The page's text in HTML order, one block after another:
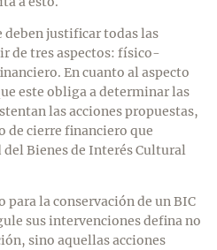
deben justificar todas las
de tres aspectos: físico-
En cuanto al aspecto
este obliga a determinar las
las acciones propuestas,
de cierre financiero que
Bienes de Interés Cultural
para la conservación de un BIC
sus intervenciones defina no
sino aquellas acciones